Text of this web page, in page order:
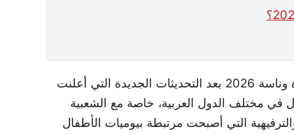
عادت عمليات البحث بقوة خلال الساعات الأخيرة عن تردد قناة وناسة 2026 بعد التحديثات الجديدة التي أعلنت
في مختلف الدول العربية، خاصة مع الشعبية
التي أصبحت مرتبطة بيوميات الأطفال